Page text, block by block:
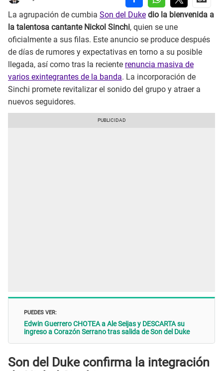
La agrupación de cumbia Son del Duke dio la bienvenida a
la talentosa cantante Nickol Sinchi, quien se une
oficialmente a sus filas. Este anuncio se produce después
de días de rumores y expectativas en torno a su posible
llegada, así como tras la reciente renuncia masiva de
varios exintegrantes de la banda. La incorporación de
Sinchi promete revitalizar el sonido del grupo y atraer a
nuevos seguidores.
PUEDES VER:
Edwin Guerrero CHOTEA a Ale Seijas y DESCARTA su
ingreso a Corazón Serrano tras salida de Son del Duke
Son del Duke confirma la integración